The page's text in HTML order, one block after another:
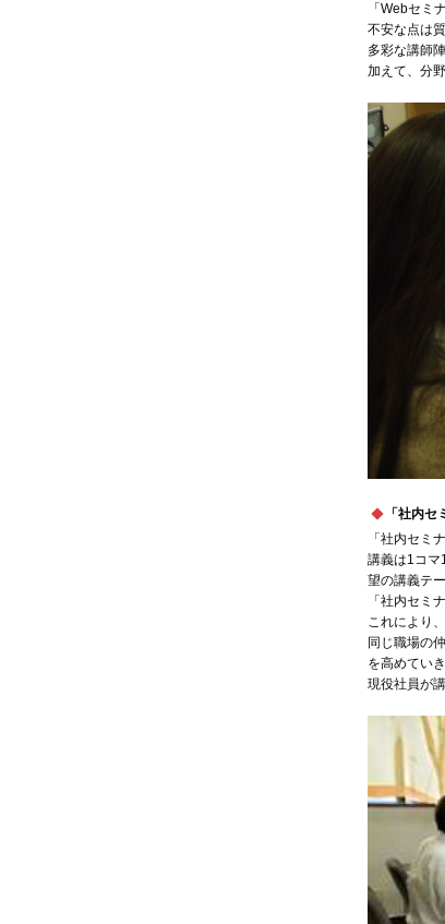
「Webセミ
不安な点は
多彩な講師
加えて、分
「社内セ
「社内セミ
講義は1コマ
望の講義テ
「社内セミ
これにより
同じ職場の
を高めていき
現役社員が